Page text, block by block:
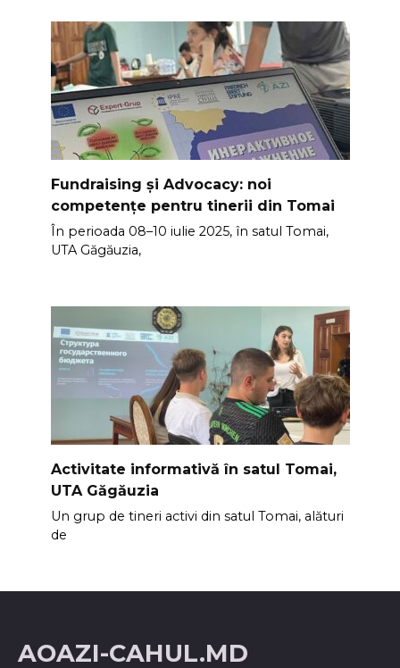
Fundraising și Advocacy: noi
competențe pentru tinerii din Tomai
În perioada 08–10 iulie 2025, în satul Tomai,
UTA Găgăuzia,
Activitate informativă în satul Tomai,
UTA Găgăuzia
Un grup de tineri activi din satul Tomai, alături
de
AOAZI-CAHUL.MD